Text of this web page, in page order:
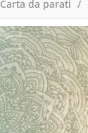
Carta da parati